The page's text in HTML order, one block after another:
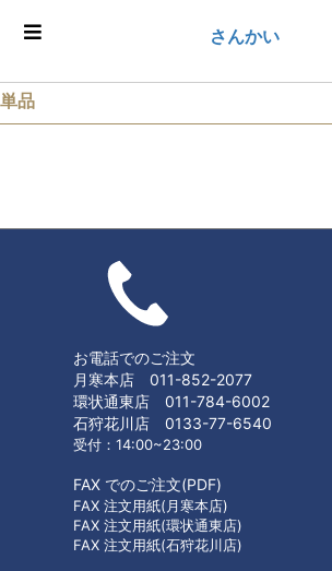
さんかい
単品
お電話でのご注文
月寒本店 011-852-2077
環状通東店 011-784-6002
石狩花川店 0133-77-6540
受付：14:00~23:00
FAX でのご注文(PDF)
FAX 注文用紙(月寒本店)
FAX 注文用紙(環状通東店)
FAX 注文用紙(石狩花川店)